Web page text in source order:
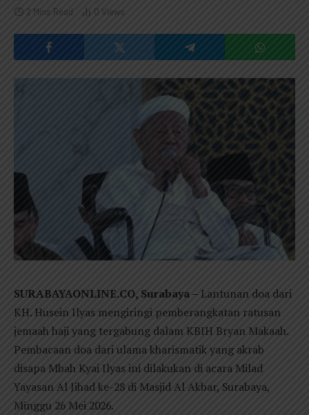
2 Mins Read 0 Views
SURABAYAONLINE.CO, Surabaya – Lantunan doa dari
KH. Husein Ilyas mengiringi pemberangkatan ratusan
jemaah haji yang tergabung dalam KBIH Bryan Makaah.
Pembacaan doa dari ulama kharismatik yang akrab
disapa Mbah Kyai Ilyas ini dilakukan di acara Milad
Yayasan Al Jihad ke-28 di Masjid Al Akbar, Surabaya,
Minggu 26 Mei 2026.